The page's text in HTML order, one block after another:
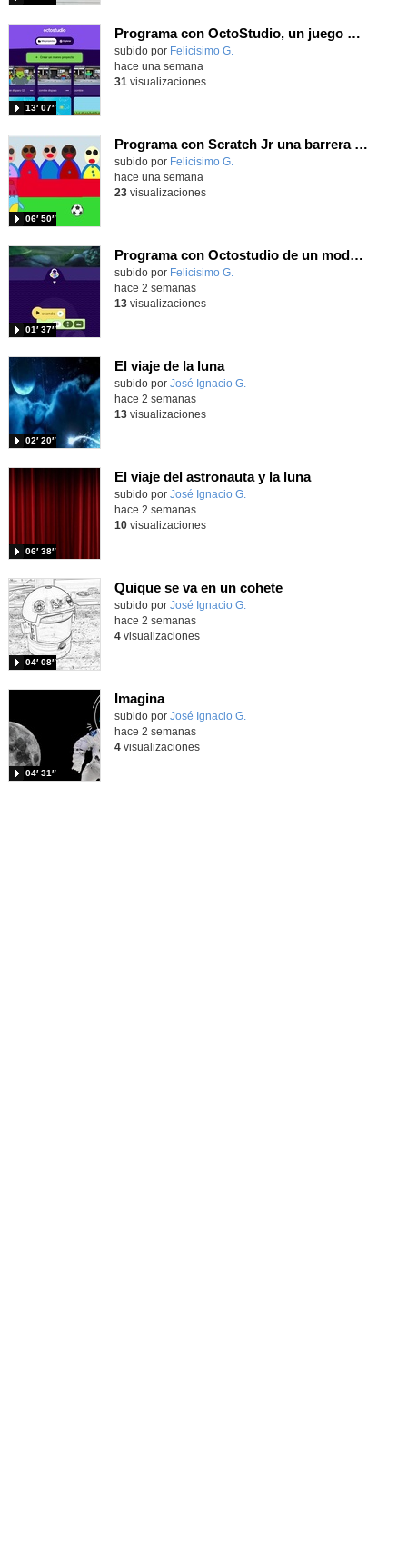
Programa con OctoStudio, un juego de disparos contra Zombies con un cargador basado en el House of the dead
Contenido educativo.
subido por Felicisimo G.
13′ 07″
hace una semana
31 visualizaciones
Programa con Scratch Jr una barrera que se desplaza para dar sensación de movimiento
Contenido educativo.
subido por Felicisimo G.
06′ 50″
hace una semana
23visualizaciones
Programa con Octostudio de un modo sencillo, offline y gratuito
Contenido educativo.
subido por Felicisimo G.
01′ 37″
hace 2 semanas
13visualizaciones
El viaje de la luna
Contenido educativo.
subido por José Ignacio G.
02′ 20″
hace 2 semanas
13visualizaciones
El viaje del astronauta y la luna
Contenido educativo.
subido por José Ignacio G.
06′ 38″
hace 2 semanas
10visualizaciones
Quique se va en un cohete
Contenido educativo.
subido por José Ignacio G.
04′ 08″
hace 2 semanas
4visualizaciones
Imagina
Contenido educativo.
subido por José Ignacio G.
04′ 31″
hace 2 semanas
4visualizaciones